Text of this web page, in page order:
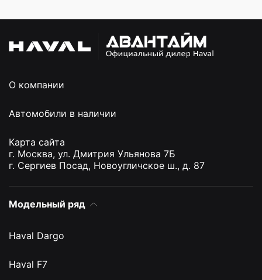
О компании
Автомобили в наличии
Карта сайта
г. Москва, ул. Дмитрия Ульянова 7Б
г. Сергиев Посад, Новоугличское ш., д. 87
Модельный ряд
Haval Dargo
Haval F7